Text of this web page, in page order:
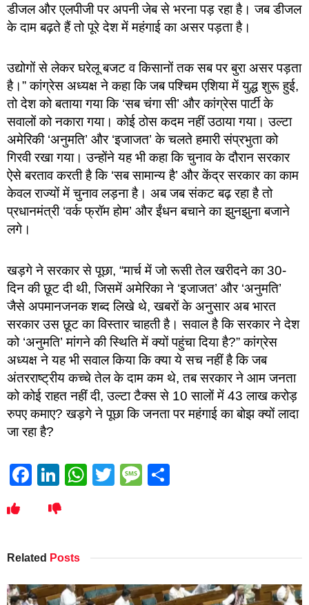
डीजल और एलपीजी पर अपनी जेब से भरना पड़ रहा है। जब डीजल
के दाम बढ़ते हैं तो पूरे देश में महंगाई का असर पड़ता है।
उद्योगों से लेकर घरेलू बजट व किसानों तक सब पर बुरा असर पड़ता
है।” कांग्रेस अध्यक्ष ने कहा कि जब पश्चिम एशिया में युद्ध शुरू हुई,
तो देश को बताया गया कि ‘सब चंगा सी’ और कांग्रेस पार्टी के
सवालों को नकारा गया। कोई ठोस कदम नहीं उठाया गया। उल्टा
अमेरिकी ‘अनुमति’ और ‘इजाजत’ के चलते हमारी संप्रभुता को
गिरवी रखा गया। उन्होंने यह भी कहा कि चुनाव के दौरान सरकार
ऐसे बरताव करती है कि ‘सब सामान्य है’ और केंद्र सरकार का काम
केवल राज्यों में चुनाव लड़ना है। अब जब संकट बढ़ रहा है तो
प्रधानमंत्री ‘वर्क फ्रॉम होम’ और ईंधन बचाने का झुनझुना बजाने
लगे।
खड़गे ने सरकार से पूछा, “मार्च में जो रूसी तेल खरीदने का 30-
दिन की छूट दी थी, जिसमें अमेरिका ने ‘इजाजत’ और ‘अनुमति’
जैसे अपमानजनक शब्द लिखे थे, खबरों के अनुसार अब भारत
सरकार उस छूट का विस्तार चाहती है। सवाल है कि सरकार ने देश
को ‘अनुमति’ मांगने की स्थिति में क्यों पहुंचा दिया है?” कांग्रेस
अध्यक्ष ने यह भी सवाल किया कि क्या ये सच नहीं है कि जब
अंतरराष्ट्रीय कच्चे तेल के दाम कम थे, तब सरकार ने आम जनता
को कोई राहत नहीं दी, उल्टा टैक्स से 10 सालों में 43 लाख करोड़
रुपए कमाए? खड़गे ने पूछा कि जनता पर महंगाई का बोझ क्यों लादा
जा रहा है?
Facebook
LinkedIn
WhatsApp
TwitterMessage
Related Posts